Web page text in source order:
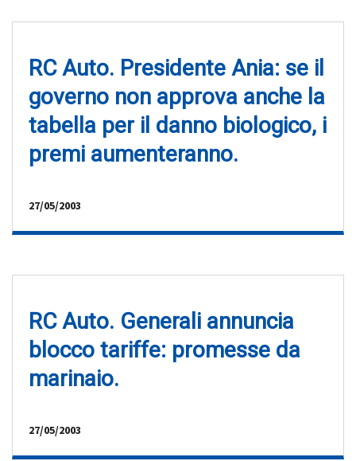
RC Auto. Presidente Ania: se il
governo non approva anche la
tabella per il danno biologico, i
premi aumenteranno.
27/05/2003
RC Auto. Generali annuncia
blocco tariffe: promesse da
marinaio.
27/05/2003